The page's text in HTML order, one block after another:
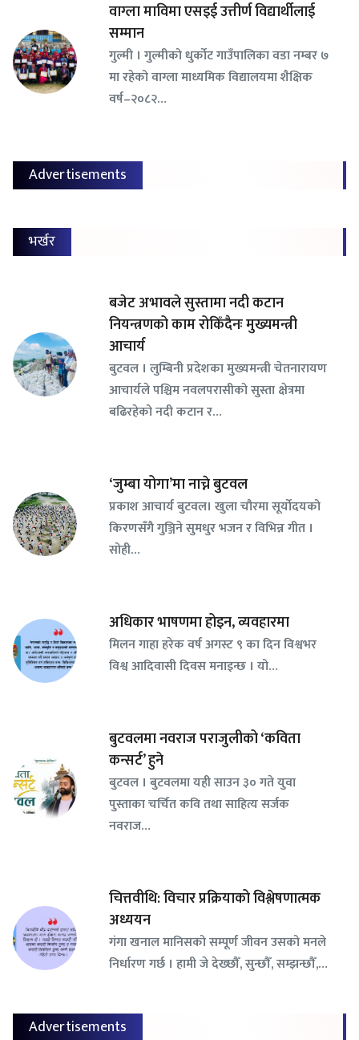
वाग्ला माविमा एसइई उत्तीर्ण विद्यार्थीलाई
सम्मान
गुल्मी । गुल्मीको धुर्कोट गाउँपालिका वडा नम्बर ७
मा रहेको वाग्ला माध्यमिक विद्यालयमा शैक्षिक
वर्ष–२०८२…
Advertisements
भर्खर
बजेट अभावले सुस्तामा नदी कटान
नियन्त्रणको काम रोकिँदैनः मुख्यमन्त्री
आचार्य
बुटवल । लुम्बिनी प्रदेशका मुख्यमन्त्री चेतनारायण
आचार्यले पश्चिम नवलपरासीको सुस्ता क्षेत्रमा
बढिरहेको नदी कटान र…
‘जुम्बा योगा’मा नाच्ने बुटवल
प्रकाश आचार्य बुटवल। खुला चौरमा सूर्योदयको
किरणसँगै गुञ्जिने सुमधुर भजन र विभिन्न गीत ।
सोही…
अधिकार भाषणमा होइन, व्यवहारमा
मिलन गाहा हरेक वर्ष अगस्ट ९ का दिन विश्वभर
विश्व आदिवासी दिवस मनाइन्छ । यो…
बुटवलमा नवराज पराजुलीको ‘कविता
कन्सर्ट’ हुने
बुटवल । बुटवलमा यही साउन ३० गते युवा
पुस्ताका चर्चित कवि तथा साहित्य सर्जक
नवराज…
चित्तवीथि: विचार प्रक्रियाको विश्लेषणात्मक
अध्ययन
गंगा खनाल मानिसको सम्पूर्ण जीवन उसको मनले
निर्धारण गर्छ । हामी जे देख्छौँ, सुन्छौँ, सम्झन्छौँ,…
Advertisements